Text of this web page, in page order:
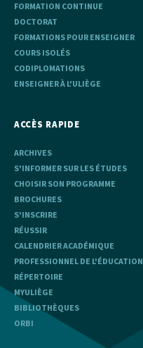
FORMATION CONTINUE
DOCTORAT
FORMATIONS POUR ENSEIGNER
COURS ISOLÉS
CODIPLOMATIONS
ENSEIGNER À L'ULIÈGE
ACCÈS RAPIDE
ARCHIVES
S'INFORMER SUR LES ÉTUDES
CHOISIR SON PROGRAMME
BROCHURES
S'INSCRIRE
RÉUSSIR
CALENDRIER ACADÉMIQUE
PROFESSIONNEL DE L'ÉDUCATION
RÉPERTOIRE
MYULIÈGE
BIBLIOTHÈQUES
ORBI